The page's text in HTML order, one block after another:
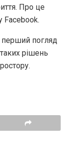
Про це
Facebook.
перший погляд
рішень